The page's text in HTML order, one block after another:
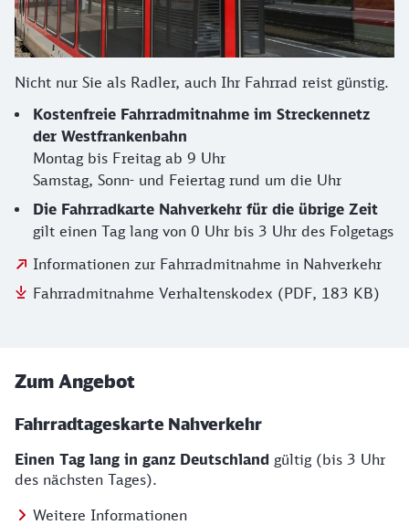
Nicht nur Sie als Radler, auch Ihr Fahrrad reist günstig.
Kostenfreie Fahrradmitnahme im Streckennetz
der Westfrankenbahn
Montag bis Freitag ab 9 Uhr
Samstag, Sonn- und Feiertag rund um die Uhr
Die Fahrradkarte Nahverkehr für die übrige Zeit
gilt einen Tag lang von 0 Uhr bis 3 Uhr des Folgetags
Informationen zur Fahrradmitnahme in Nahverkehr
Fahrradmitnahme Verhaltenskodex (PDF, 183 KB)
Zum Angebot
Fahrradtageskarte Nahverkehr
Einen Tag lang in ganz Deutschland gültig (bis 3 Uhr
des nächsten Tages).
Weitere Informationen